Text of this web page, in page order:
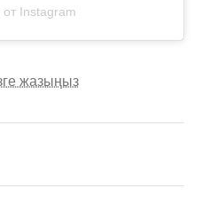
Instagram
жазыңыз